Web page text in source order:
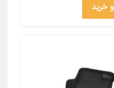
خرید